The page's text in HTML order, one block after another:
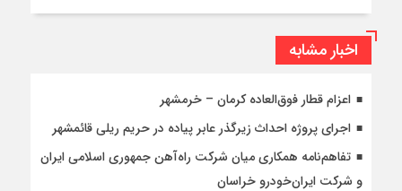
اخبار مشابه
اعزام قطار فوق‌العاده کرمان – خرمشهر
اجرای پروژه احداث زیرگذر عابر پیاده در حریم ریلی قائمشهر
تفاهم‌نامه همکاری میان شرکت راه‌آهن جمهوری اسلامی ایران
و شرکت ایران‌خودرو خراسان